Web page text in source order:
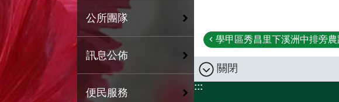
公所團隊
訊息公佈
便民服務
學甲區秀昌里下溪洲中排旁農
關閉
:::